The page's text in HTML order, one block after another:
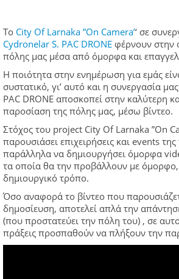
To City Of Larnaka ”On Camera’‘ σε
Cydronelar S. PAC DRONE φέρνουν στην
πόλης μας μέσα από όμορφα και
Η ποιότητα στην ενημέρωση για εμάς
συστατικό, γι’ αυτό και η συνεργασία
PAC DRONE αποσκοπεί στην καλύτερη
παροσίαση της πόλης μας, μέσω βίντεο.
Στόχος του project City Of Larnaka ”On
παρουσιάσει επιχειρήσεις και events
παράλληλα να δημιουργήσει όμορφα
τα οποία θα την προβάλλουν με όμορφο,
δημιουργικό τρόπο.
Όσο αναφορά το βίντεο που
δημοσίευση, αποτελεί απλά την
(που προστατεύει την πόλη του) , σε
πράξεις προσπαθούν να πλήξουν την